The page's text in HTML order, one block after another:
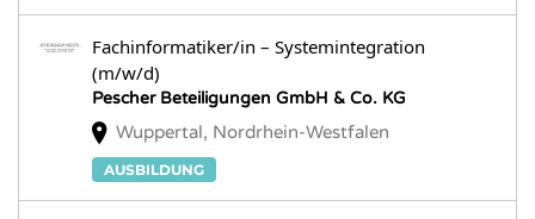
Fachinformatiker/in – Systemintegration
(m/w/d)
Pescher Beteiligungen GmbH & Co. KG
Wuppertal, Nordrhein-Westfalen
AUSBILDUNG